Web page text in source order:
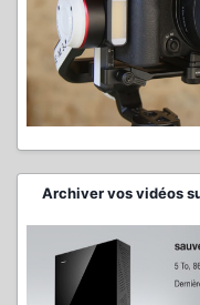
Archiver vos vidéos